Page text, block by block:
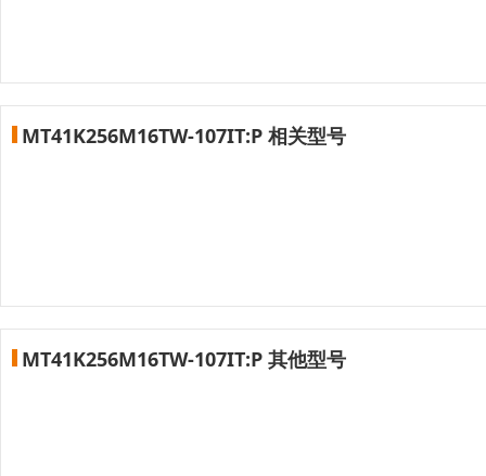
MT41K256M16TW-107IT:P 相关型号
MT41K256M16TW-107IT:P 其他型号